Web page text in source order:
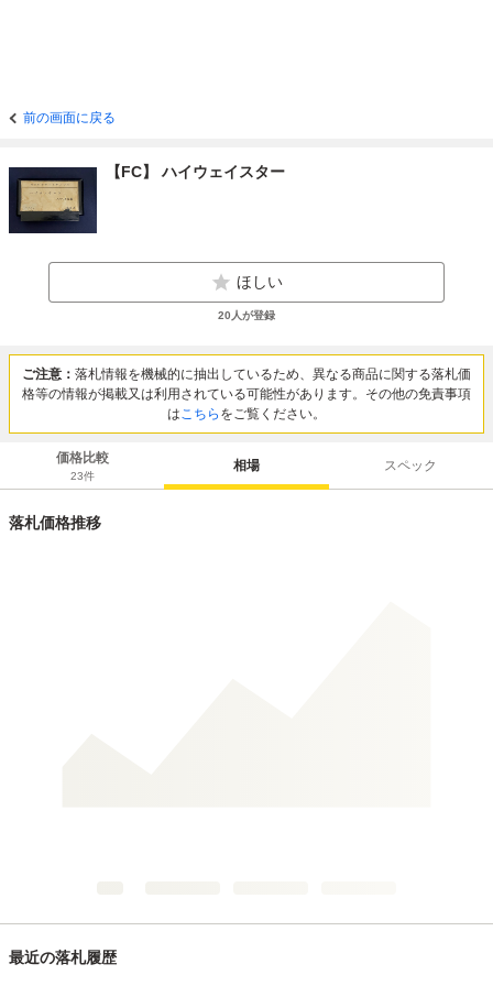
前の画面に戻る
【FC】 ハイウェイスター
ほしい
20 人が登録
ご注意： 落札情報を機械的に抽出しているため、異なる商品に関する落札価
格等の情報が掲載又は利用されている可能性があります。その他の免責事項
はこちら をご覧ください。
価格比較
23件
相場 スペック
落札価格推移
最近の落札履歴